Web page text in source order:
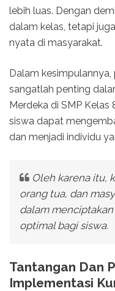
lebih luas. Dengan
dalam kelas, tetapi
nyata di masyarakat.
Dalam
sangatlah penting
Merdeka di SMP Kelas
siswa dapat
dan menjadi individu
Oleh karena itu,
orang tua, dan
dalam
optimal bagi siswa.
Tantangan Dan
Implementasi